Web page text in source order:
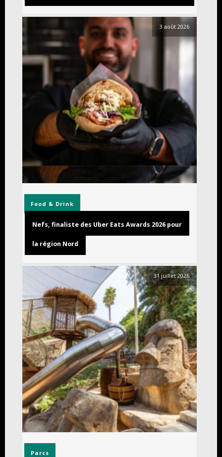
3 août 2026
Food & Drink
Nefs, finaliste des Uber Eats Awards 2026 pour
la région Nord
31 juillet 2026
Parcs